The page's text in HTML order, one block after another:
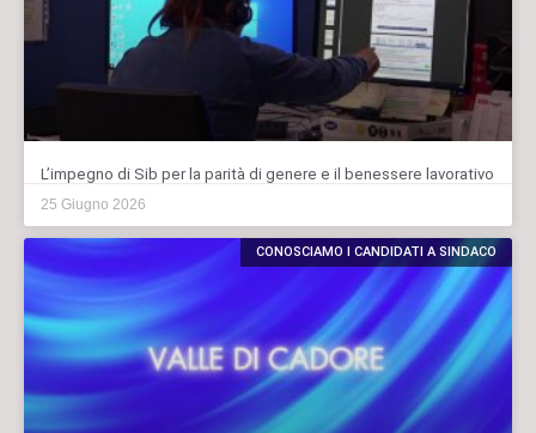
L’impegno di Sib per la parità di genere e il benessere lavorativo
25 Giugno 2026
CONOSCIAMO I CANDIDATI A SINDACO